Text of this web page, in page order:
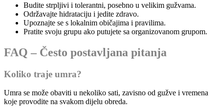
Budite strpljivi i tolerantni, posebno u velikim gužvama.
Održavajte hidrataciju i jedite zdravo.
Upoznajte se s lokalnim običajima i pravilima.
Pratite svoju grupu ako putujete sa organizovanom grupom.
FAQ – Često postavljana pitanja
Koliko traje umra?
Umra se može obaviti u nekoliko sati, zavisno od gužve i vremena
koje provodite na svakom dijelu obreda.